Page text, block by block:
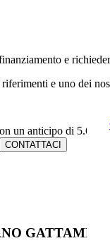
e
e uno dei
un anticipo di
CONTATTACI